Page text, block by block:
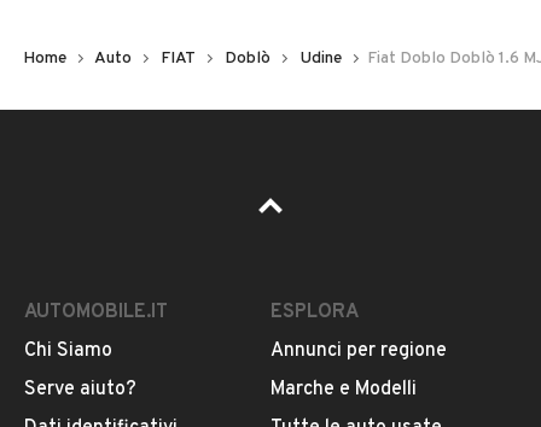
Pubblicità
Home Auto FIAT Doblò Udine Fiat Doblo Doblò 1.6
AUTOMOBILE.IT
Chi Siamo
Serve aiuto?
ESPLORA
Annunci per regione
Marche e Modelli